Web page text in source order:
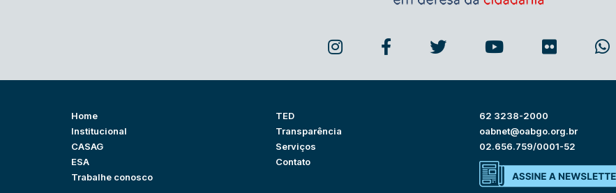
Home
Institucional
CASAG
ESA
Trabalhe conosco
TED
Transparência
Serviços
Contato
62 3238-2000
oabnet@oabgo.org.br
02.656.759/0001-52